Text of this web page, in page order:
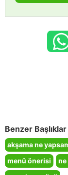
Benzer Başlıklar
akşama ne
menü önerisi